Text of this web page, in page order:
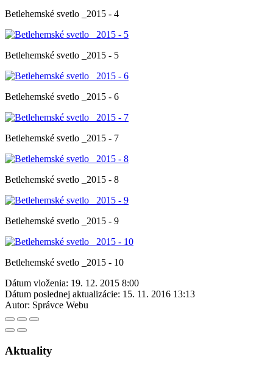
Betlehemské svetlo _2015 - 4
Betlehemské svetlo _2015 - 5
Betlehemské svetlo _2015 - 6
Betlehemské svetlo _2015 - 7
Betlehemské svetlo _2015 - 8
Betlehemské svetlo _2015 - 9
Betlehemské svetlo _2015 - 10
Dátum vloženia: 19. 12. 2015 8:00
Dátum poslednej aktualizácie: 15. 11. 2016 13:13
Autor: Správce Webu
Aktuality